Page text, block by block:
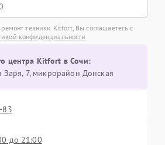
техники Kitfort, Вы соглашаетесь с
конфиденциальности
центра Kitfort в Сочи:
Заря, 7, микрорайон Донская
83
до 21:00